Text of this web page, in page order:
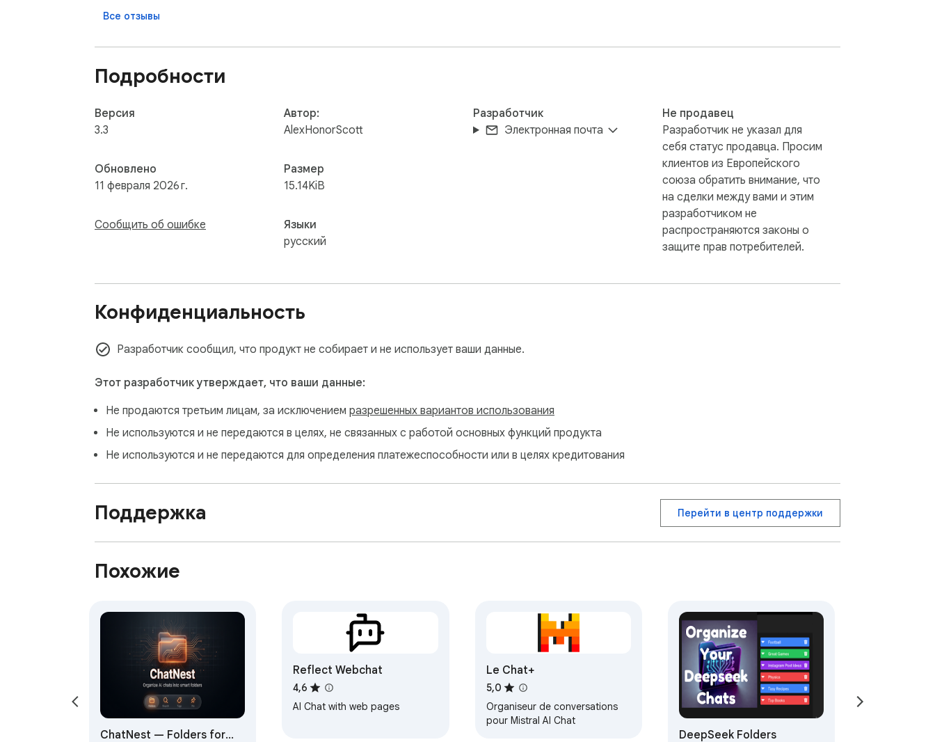
Все отзывы
Подробности
Версия
3.3
Обновлено
11 февраля 2026 г.
Сообщить об ошибке
Автор:
AlexHonorScott
Размер
15.14KiB
Языки
русский
Разработчик
Электронная почта
Не продавец
Разработчик не указал для
себя статус продавца. Просим
клиентов из Европейского
союза обратить внимание, что
на сделки между вами и этим
разработчиком не
распространяются законы о
защите прав потребителей.
Конфиденциальность
Разработчик сообщил, что продукт не собирает и не использует ваши данные.
Этот разработчик утверждает, что ваши данные:
Не продаются третьим лицам, за исключением разрешенных вариантов использования
Не используются и не передаются в целях, не связанных с работой основных функций продукта
Не используются и не передаются для определения платежеспособности или в целях кредитования
Поддержка Перейти в центр поддержки
Похожие
ChatNest — Folders for
Reflect Webchat
4,6
AI Chat with web pages
Le Chat+
5,0
Organiseur de conversations
pour Mistral AI Chat
DeepSeek Folders